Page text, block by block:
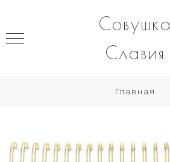
Совушка
Славия
Главная